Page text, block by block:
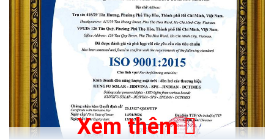
Tự động cảm ứng ánh sáng thông minh
Khi có nắng rọi vào tấm pin thì đèn sẽ ở chế độ sạc, khi sạc thì
đèn sẽ tắt. Ngược lại, khi không có ánh sáng thì đèn sẽ bật
Vì vậy, khi trời tối đèn sẽ tự động bật và khi trời sáng sẽ tự
động tắt.
Xem thêm